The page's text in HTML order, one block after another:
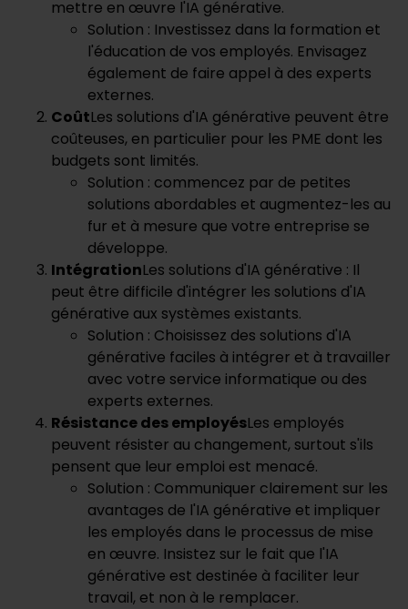
mettre en œuvre l'IA générative.
Solution : Investissez dans la formation et
l'éducation de vos employés. Envisagez
également de faire appel à des experts
externes.
CoûtLes solutions d'IA générative peuvent être
coûteuses, en particulier pour les PME dont les
budgets sont limités.
Solution : commencez par de petites
solutions abordables et augmentez-les au
fur et à mesure que votre entreprise se
développe.
IntégrationLes solutions d'IA générative : Il
peut être difficile d'intégrer les solutions d'IA
générative aux systèmes existants.
Solution : Choisissez des solutions d'IA
générative faciles à intégrer et à travailler
avec votre service informatique ou des
experts externes.
Résistance des employésLes employés
peuvent résister au changement, surtout s'ils
pensent que leur emploi est menacé.
Solution : Communiquer clairement sur les
avantages de l'IA générative et impliquer
les employés dans le processus de mise
en œuvre. Insistez sur le fait que l'IA
générative est destinée à faciliter leur
travail, et non à le remplacer.